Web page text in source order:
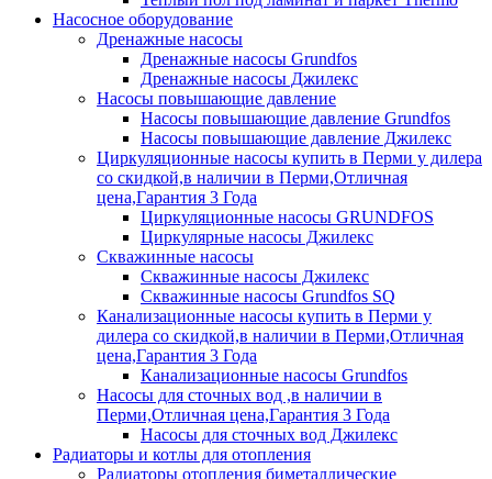
Насосное оборудование
Дренажные насосы
Дренажные насосы Grundfos
Дренажные насосы Джилекс
Насосы повышающие давление
Насосы повышающие давление Grundfos
Насосы повышающие давление Джилекс
Циркуляционные насосы купить в Перми у дилера
со скидкой,в наличии в Перми,Отличная
цена,Гарантия 3 Года
Циркуляционные насосы GRUNDFOS
Циркулярные насосы Джилекс
Скважинные насосы
Скважинные насосы Джилекс
Скважинные насосы Grundfos SQ
Канализационные насосы купить в Перми у
дилера со скидкой,в наличии в Перми,Отличная
цена,Гарантия 3 Года
Канализационные насосы Grundfos
Насосы для сточных вод ,в наличии в
Перми,Отличная цена,Гарантия 3 Года
Насосы для сточных вод Джилекс
Радиаторы и котлы для отопления
Радиаторы отопления биметаллические